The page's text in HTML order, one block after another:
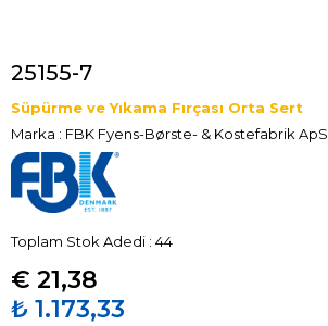
25155-7
Süpürme ve Yıkama Fırçası Orta Sert
Marka : FBK Fyens-Børste- & Kostefabrik ApS
Toplam Stok Adedi : 44
€ 21,38
₺ 1.173,33